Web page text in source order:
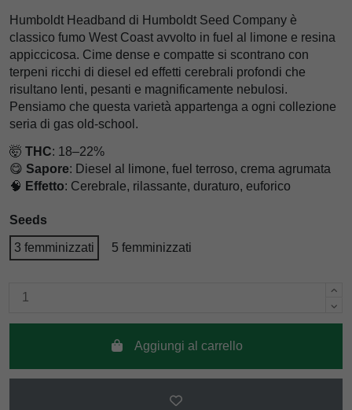
Humboldt Headband di Humboldt Seed Company è
classico fumo West Coast avvolto in fuel al limone e resina
appiccicosa. Cime dense e compatte si scontrano con
terpeni ricchi di diesel ed effetti cerebrali profondi che
risultano lenti, pesanti e magnificamente nebulosi.
Pensiamo che questa varietà appartenga a ogni collezione
seria di gas old-school.
🤯 THC: 18–22%
😋 Sapore: Diesel al limone, fuel terroso, crema agrumata
🧠 Effetto: Cerebrale, rilassante, duraturo, euforico
Seeds
3 femminizzati 5 femminizzati
Aggiungi al carrello